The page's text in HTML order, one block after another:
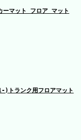
ーマット フロア マット
トランク用フロアマット